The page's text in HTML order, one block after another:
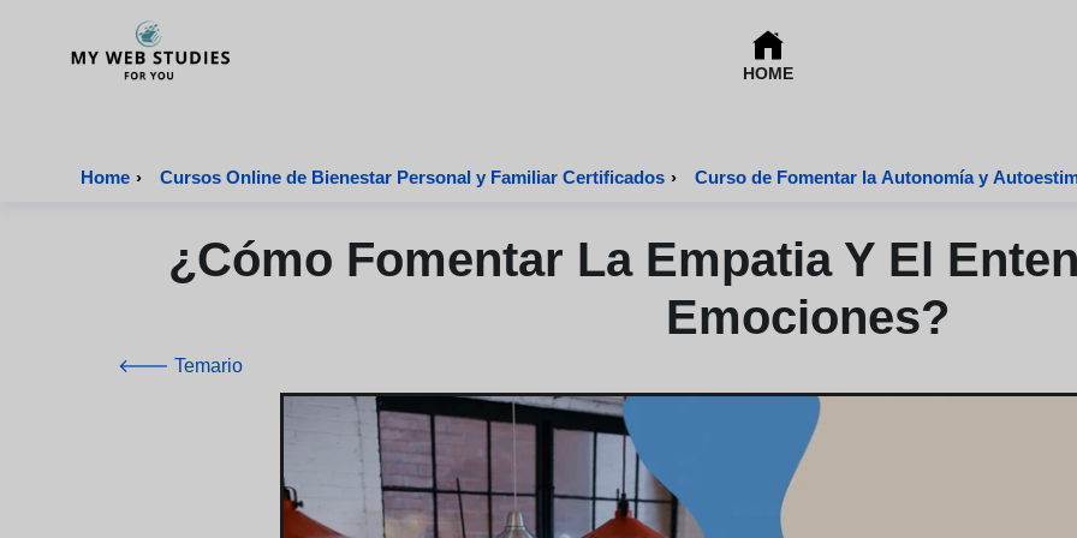
HOME
Home › Cursos Online de Bienestar Personal y Familiar Certificados › Curso de Fomentar la Autonomía y
¿Cómo Fomentar La Empatia Y El
Emociones?
🡐 Temario